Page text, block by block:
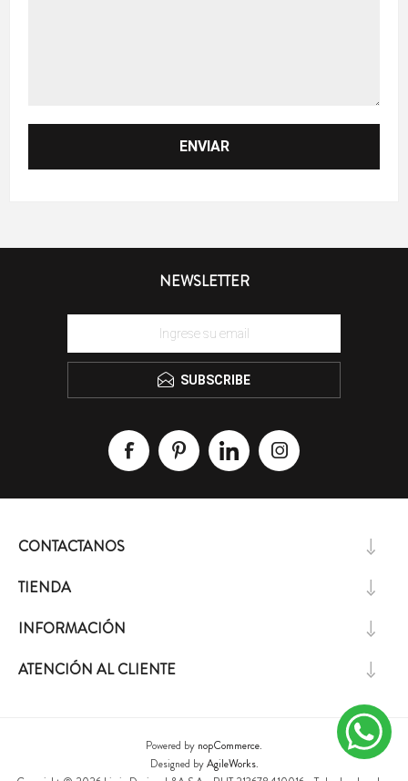
NEWSLETTER
SUBSCRIBE
CONTACTANOS
TIENDA
INFORMACIÓN
ATENCIÓN AL CLIENTE
Powered by nopCommerce.
Designed byAgileWorks.